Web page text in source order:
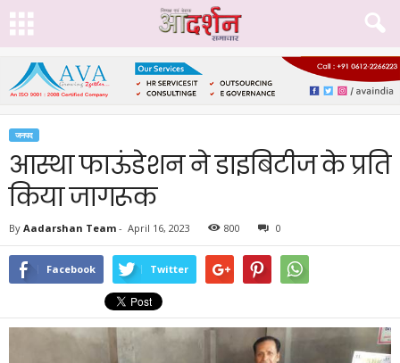
जनपद
आस्था फाऊंडेशन ने डाइबिटीज के प्रति
किया जागरूक
By Aadarshan Team - April 16, 2023 800 0
Facebook Twitter